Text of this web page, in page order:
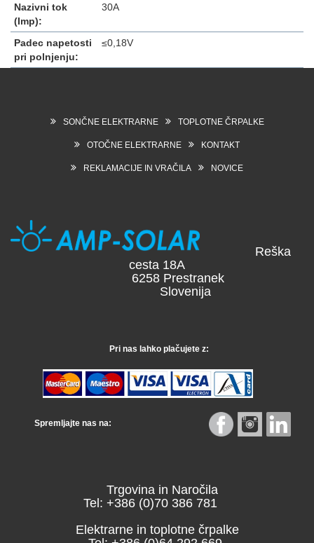
Nazivni tok
(Imp):
30A
Padec napetosti
pri polnjenju:
≤0,18V
SONČNE ELEKTRARNE TOPLOTNE ČRPALKE
OTOČNE ELEKTRARNE KONTAKT
REKLAMACIJE IN VRAČILA NOVICE
Reška
cesta 18A
6258 Prestranek
Slovenija
Pri nas lahko plačujete z:
Spremljajte nas na:
Trgovina in Naročila
Tel: +386 (0)70 386 781
Elektrarne in toplotne črpalke